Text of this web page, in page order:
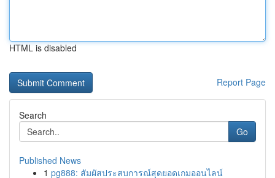
HTML is disabled
Report Page
Search
Go
Published News
1 pg888: สัมผัสประสบการณ์สุดยอดเกมออนไลน์